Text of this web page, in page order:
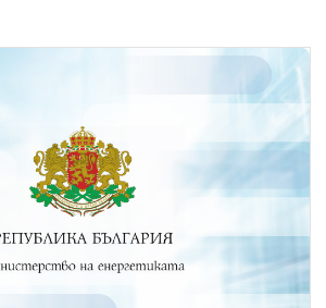
ЗА ОБЩЕСТВЕНО
КОНТРОЛ